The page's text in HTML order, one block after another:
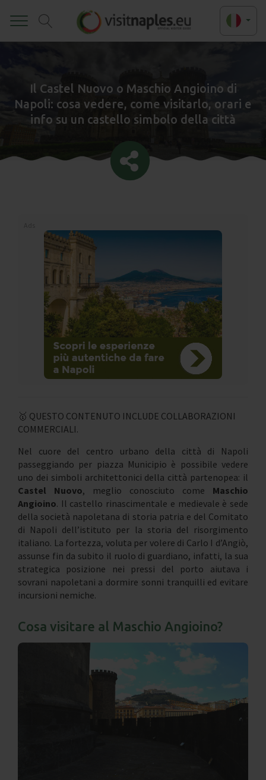
Il Castel Nuovo o Maschio Angioino di
Napoli: cosa vedere, come visitarlo, orari e
info su un castello simbolo della città
🥇 QUESTO CONTENUTO INCLUDE COLLABORAZIONI
COMMERCIALI.
Nel cuore del centro urbano della città di Napoli
passeggiando per piazza Municipio è possibile vedere
uno dei simboli architettonici della città partenopea: il
Castel Nuovo, meglio conosciuto come Maschio
Angioino. Il castello rinascimentale e medievale è sede
della società napoletana di storia patria e del Comitato
di Napoli dell’istituto per la storia del risorgimento
italiano. La fortezza, voluta per volere di Carlo I d’Angiò,
assunse fin da subito il ruolo di guardiano, infatti, la sua
strategica posizione nei pressi del porto aiutava i
sovrani napoletani a dormire sonni tranquilli ed evitare
incursioni nemiche.
Cosa visitare al Maschio Angioino?